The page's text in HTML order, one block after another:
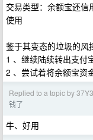
交易类型：余额宝还信
使用
鉴于其变态的垃圾的风
1 、继续陆续转出支付
2 、尝试着将余额宝资
Replied to a topic by
钱了
牛、好用